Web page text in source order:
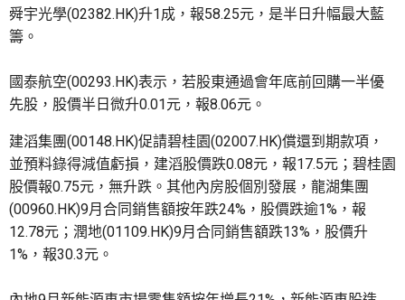
舜宇光學(02382.HK)升1成，報58.25元，是半日升幅最大藍
籌。
國泰航空(00293.HK)表示，若股東通過會年底前回購一半優
先股，股價半日微升0.01元，報8.06元。
建滔集團(00148.HK)促請碧桂園(02007.HK)償還到期款項，
並預料錄得減值虧損，建滔股價跌0.08元，報17.5元；碧桂園
股價報0.75元，無升跌。其他內房股個別發展，龍湖集團
(00960.HK)9月合同銷售額按年跌24%，股價跌逾1%，報
12.78元；潤地(01109.HK)9月合同銷售額跌13%，股價升
1%，報30.3元。